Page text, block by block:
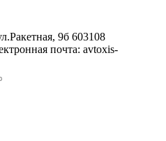
9б 603108
почта: avtoxis-